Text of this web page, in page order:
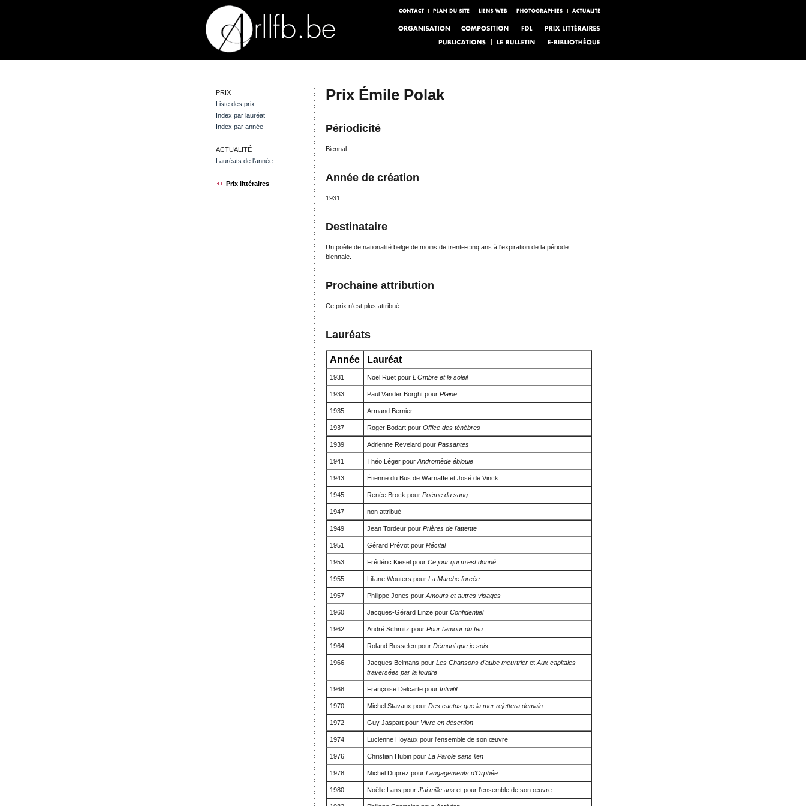
PRIX
Liste des prix
Index par lauréat
Index par année
ACTUALITÉ
Lauréats de l'année
Prix littéraires
Prix Émile Polak
Périodicité
Biennal.
Année de création
1931.
Destinataire
Un poète de nationalité belge de moins de trente-cinq ans à l'expiration de la période
biennale.
Prochaine attribution
Ce prix n'est plus attribué.
Lauréats
Année Lauréat
1931 Noël Ruet pour L'Ombre et le soleil
1933 Paul Vander Borght pour Plaine
1935 Armand Bernier
1937 Roger Bodart pour Office des ténèbres
1939 Adrienne Revelard pour Passantes
1941 Théo Léger pour Andromède éblouie
1943 Étienne du Bus de Warnaffe et José de Vinck
1945 Renée Brock pour Poème du sang
1947 non attribué
1949 Jean Tordeur pour Prières de l'attente
1951 Gérard Prévot pour Récital
1953 Frédéric Kiesel pour Ce jour qui m'est donné
1955 Liliane Wouters pour La Marche forcée
1957 Philippe Jones pour Amours et autres visages
1960 Jacques-Gérard Linze pour Confidentiel
1962 André Schmitz pour Pour l'amour du feu
1964 Roland Busselen pour Démuni que je sois
1966 Jacques Belmans pour Les Chansons d'aube meurtrier et Aux capitales
traversées par la foudre
1968 Françoise Delcarte pour Infinitif
1970 Michel Stavaux pour Des cactus que la mer rejettera demain
1972 Guy Jaspart pour Vivre en désertion
1974 Lucienne Hoyaux pour l'ensemble de son œuvre
1976 Christian Hubin pour La Parole sans lien
1978 Michel Duprez pour Langagements d'Orphée
1980 Noëlle Lans pour J'ai mille ans et pour l'ensemble de son œuvre